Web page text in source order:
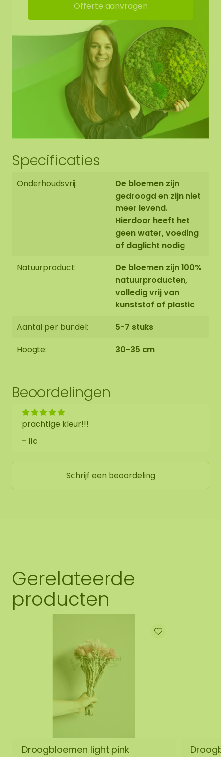
Geen daglicht nodig
Niet bemesten
Offerte aanvragen
Specificaties
Onderhoudsvrij:
De bloemen zijn
gedroogd en zijn niet
meer levend.
Hierdoor heeft het
geen water, voeding
of daglicht nodig
Natuurproduct:
De bloemen zijn 100%
natuurproducten,
volledig vrij van
kunststof of plastic
Aantal per bundel:
5-7 stuks
Hoogte:
30-35 cm
Beoordelingen
prachtige kleur!!!
lia
Schrijf een beoordeling
Gerelateerde
producten
Droogbloemen light pink